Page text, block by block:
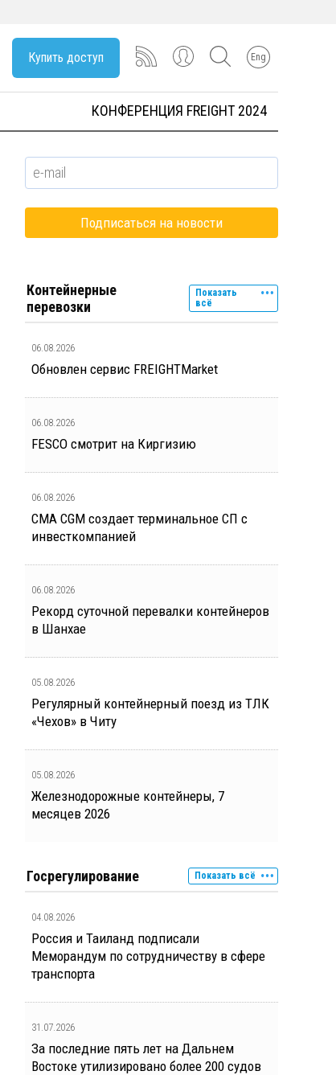
Купить доступ Eng
КОНФЕРЕНЦИЯ FREIGHT 2024
Контейнерные
перевозки
Показать
всё
06.08.2026
Обновлен сервис FREIGHTMarket
06.08.2026
FESCO смотрит на Киргизию
06.08.2026
CMA CGM создает терминальное СП с
инвесткомпанией
06.08.2026
Рекорд суточной перевалки контейнеров
в Шанхае
05.08.2026
Регулярный контейнерный поезд из ТЛК
«Чехов» в Читу
05.08.2026
Железнодорожные контейнеры, 7
месяцев 2026
Госрегулирование Показать всё
04.08.2026
Россия и Таиланд подписали
Меморандум по сотрудничеству в сфере
транспорта
31.07.2026
За последние пять лет на Дальнем
Востоке утилизировано более 200 судов